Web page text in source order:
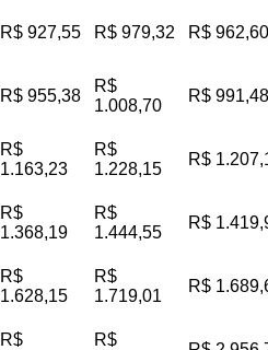
R$ 927,55 R$ 979,32 R$ 962,60
R$ 955,38
R$
1.008,70
R$ 991,48
R$
1.163,23
R$
1.228,15
R$
R$
1.368,19
R$
1.444,55
R$
R$
1.628,15
R$
1.719,01
R$
R$
R$